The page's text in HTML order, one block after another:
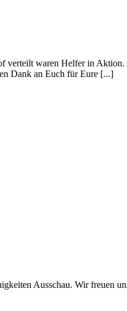
verteilt waren Helfer in
Dank an Euch für Eure [...]
Ausschau. Wir freuen